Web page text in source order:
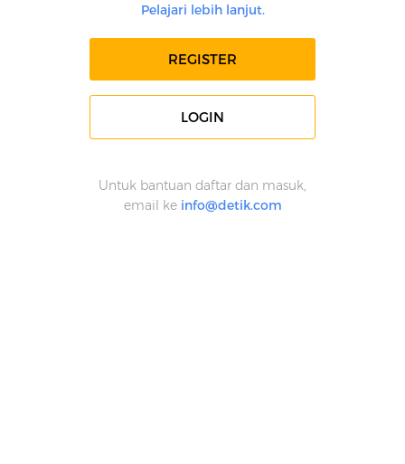
Pelajari lebih lanjut.
REGISTER
LOGIN
Untuk bantuan daftar dan masuk,
email ke info@detik.com